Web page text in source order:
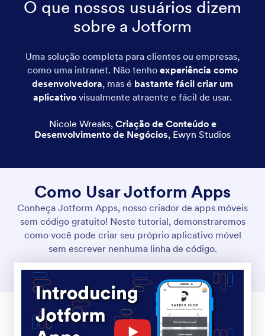
O que nossos usuários dizem
sobre a Jotform
Uma solução completa para clientes ou empresas,
como uma intranet. Não tenho experiência como
desenvolvedora, mas é bastante fácil criar um
aplicativo visualmente atraente e fácil de usar.
Nicole Wreaks, Criação de Conteúdo e
Desenvolvimento de Negócios, Ewyn Studios
Como Usar Jotform Apps
Conheça Jotform Apps, nosso criador de apps móveis
sem código gratuito! Neste tutorial, demonstraremos
como você pode criar seu próprio aplicativo móvel
sem escrever nenhuma linha de código.